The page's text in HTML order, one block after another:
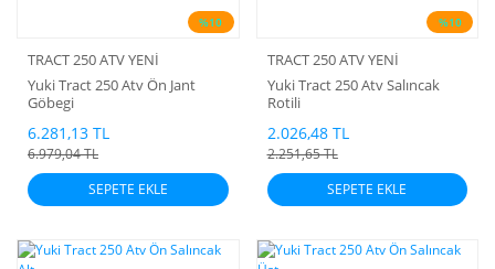
%10
TRACT 250 ATV YENİ
Yuki Tract 250 Atv Ön Jant
Göbegi
6.281,13 TL
6.979,04 TL
SEPETE EKLE
%10
TRACT 250 ATV YENİ
Yuki Tract 250 Atv Salıncak
Rotili
2.026,48 TL
2.251,65 TL
SEPETE EKLE